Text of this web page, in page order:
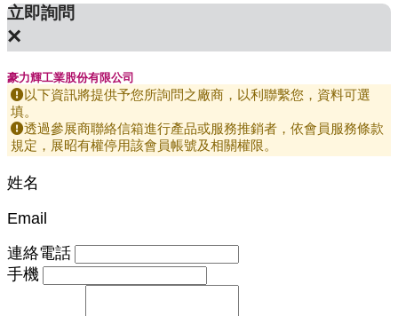
立即詢問
×
豪力輝工業股份有限公司
以下資訊將提供予您所詢問之廠商，以利聯繫您，資料可選
填。
透過參展商聯絡信箱進行產品或服務推銷者，依會員服務條款
規定，展昭有權停用該會員帳號及相關權限。
姓名
Email
連絡電話
手機